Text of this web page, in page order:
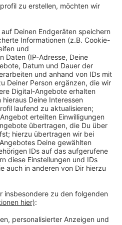
getötet oder verletzt,
verstecken. Mit der
Landwirte dank genauer
und in Sicherheit
kostet rund 5000 Euro.
arbeiten seit Jahren mit
um den
07:26